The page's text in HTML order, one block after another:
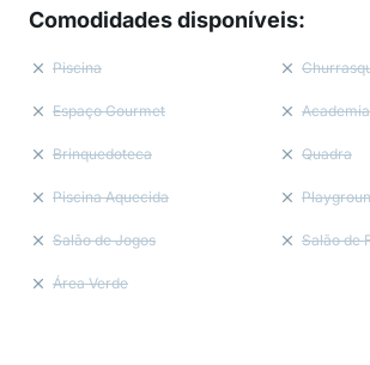
Comodidades disponíveis:
Piscina
Espaço Gourmet Academia
Brinquedoteca Quadra
Piscina Aquecida
Salão de Jogos Salão de
Área Verde